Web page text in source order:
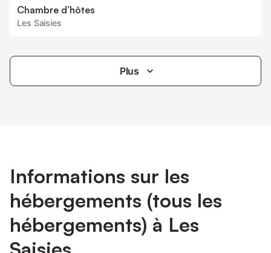
Chambre d’hôtes
Les Saisies
Plus
Informations sur les
hébergements (tous les
hébergements) à Les